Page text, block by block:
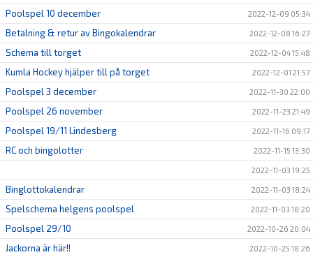
Poolspel 10 december 2022-12-09 05:34
Betalning & retur av Bingokalendrar 2022-12-08 16:27
Schema till torget 2022-12-04 15:48
Kumla Hockey hjälper till på torget 2022-12-01 21:57
Poolspel 3 december 2022-11-30 22:00
Poolspel 26 november 2022-11-23 21:49
Poolspel 19/11 Lindesberg 2022-11-16 09:17
RC och bingolotter 2022-11-15 13:30
2022-11-03 19:25
Binglottokalendrar 2022-11-03 18:24
Spelschema helgens poolspel 2022-11-03 18:20
Poolspel 29/10 2022-10-26 20:04
Jackorna är här!! 2022-10-25 18:26